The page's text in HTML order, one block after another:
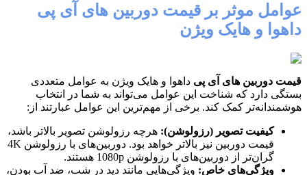
عوامل موثر بر قیمت دوربین های آی پی
داهوا و هایک ویژن
قیمت دوربین های آی پی داهوا و هایک ویژن به عوامل متعددی
بستگی دارد که شناخت این عوامل می‌تواند به شما در انتخاب
هوشمندانه‌تر کمک کند. برخی از مهم‌ترین این عوامل عبارتند از:
کیفیت تصویر (رزولوشن): هرچه رزولوشن تصویر بالاتر باشد،
قیمت دوربین نیز بالاتر خواهد بود. دوربین‌های با رزولوشن 4K
گران‌تر از دوربین‌های با رزولوشن 1080p هستند.
ویژگی‌های خاص: ویژگی‌هایی مانند دید در شب، ضد آب بودن،